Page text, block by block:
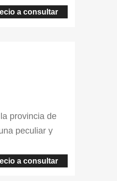
arables,
a consultar
provincia de
peculiar y
[…]
a consultar